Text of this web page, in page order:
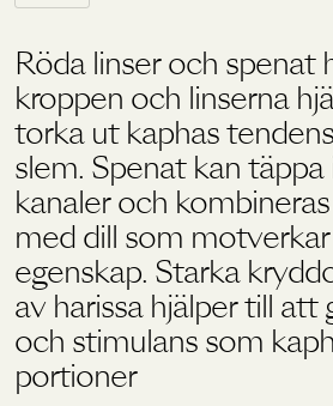
Holistics värld
Utbildning
För återförsäljare
Röda linser och spenat
kroppen och linserna
torka ut kaphas
slem. Spenat kan
kanaler och
med dill som
egenskap. Starka
av harissa hjälper till att
och stimulans som
portioner